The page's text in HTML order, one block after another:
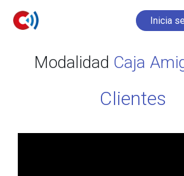
Inicia
Modalidad Caja
Clientes